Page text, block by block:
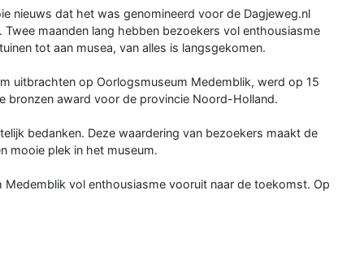
nieuws dat het was genomineerd voor de Dagjeweg.nl
maanden lang hebben bezoekers vol enthousiasme
tot aan musea, van alles is langsgekomen.
uitbrachten op Oorlogsmuseum Medemblik, werd op 15
bronzen award voor de provincie Noord-Holland.
bedanken. Deze waardering van bezoekers maakt de
mooie plek in het museum.
vol enthousiasme vooruit naar de toekomst. Op